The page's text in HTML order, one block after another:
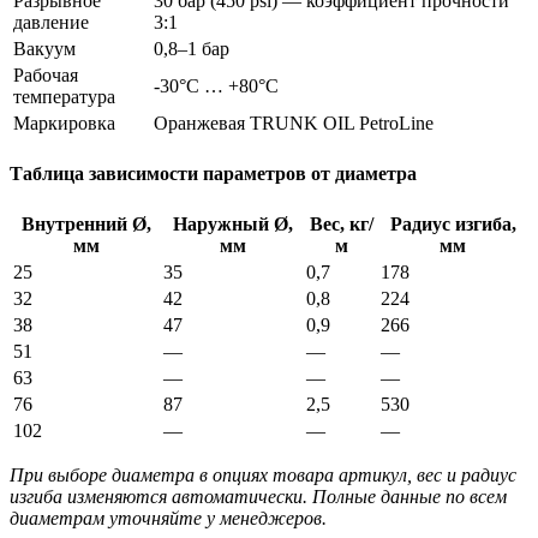
давление
3:1
Вакуум
0,8–1 бар
Рабочая
температура
-30°C … +80°C
Маркировка
Оранжевая TRUNK OIL PetroLine
Таблица зависимости параметров от диаметра
Внутренний Ø,
мм
Наружный Ø,
мм
Вес, кг/
м
Радиус изгиба,
мм
25
35 0,7
178
32
42 0,8
224
38
47 0,9
266
51
— —
—
63
— —
—
76
87 2,5
530
102
— — —
При выборе диаметра в опциях товара артикул, вес и радиус
изгиба изменяются автоматически. Полные данные по всем
диаметрам уточняйте у менеджеров.